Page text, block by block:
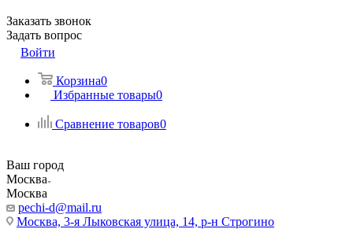
Заказать звонок
Задать вопрос
Войти
Корзина0
Избранные товары0
Сравнение товаров0
Ваш город
Москва
Москва
pechi-d@mail.ru
Москва, 3-я Лыковская улица, 14, р-н Строгино